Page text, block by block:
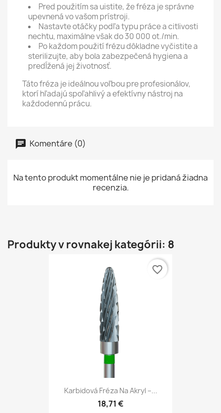
Pred použitím sa uistite, že fréza je správne
upevnená vo vašom prístroji.
Nastavte otáčky podľa typu práce a citlivosti
nechtu, maximálne však do 30 000 ot./min.
Po každom použití frézu dôkladne vyčistite a
sterilizujte, aby bola zabezpečená hygiena a
predĺžená jej životnosť.
Táto fréza je ideálnou voľbou pre profesionálov,
ktorí hľadajú spoľahlivý a efektívny nástroj na
každodennú prácu.
Komentáre (0)
Na tento produkt momentálne nie je pridaná žiadna
recenzia.
Produkty v rovnakej kategórii: 8
Karbidová Fréza Na Akryl –...
18,71 €
favorite_border